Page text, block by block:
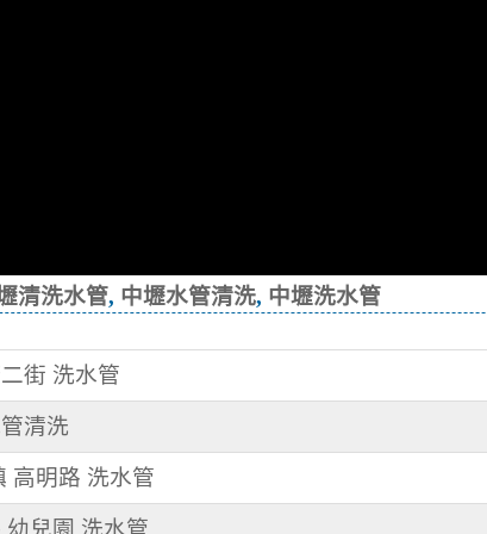
清洗水管, 中壢水管清洗, 中壢洗水管
街 洗水管
清洗
高明路 洗水管
兒園 洗水管